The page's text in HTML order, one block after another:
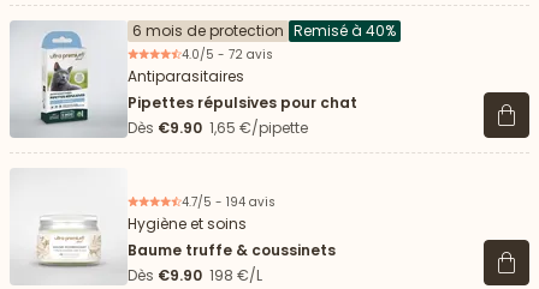
6 mois de protection Remisé à 40%
4.0/5 - 72 avis
Antiparasitaires
Pipettes répulsives pour chat
Dès €9.90 1,65 €/pipette Voir
4.7/5 - 194 avis
Hygiène et soins
Baume truffe & coussinets
Dès €9.90 198 €/L Voir